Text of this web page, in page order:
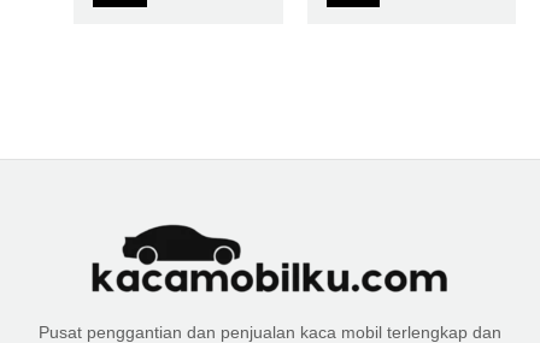
Pusat penggantian dan penjualan kaca mobil terlengkap dan